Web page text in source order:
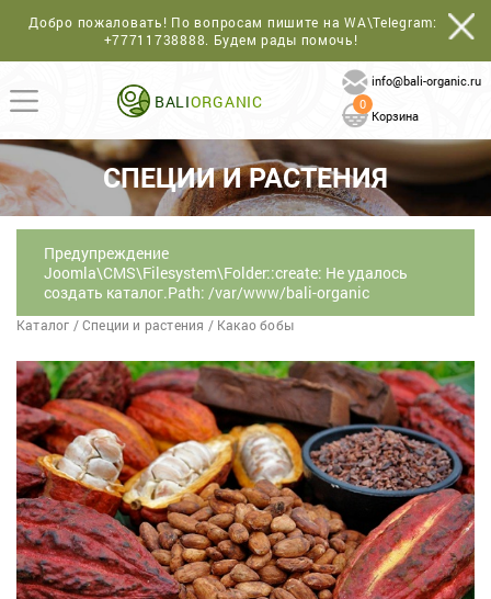
Добро пожаловать! По вопросам пишите на WA\Telegram:
+77711738888. Будем рады помочь!
BALIORGANIC
info@bali-organic.ru
0
Корзина
СПЕЦИИ И РАСТЕНИЯ
Предупреждение
Joomla\CMS\Filesystem\Folder::create: Не удалось
создать каталог.Path: /var/www/bali-organic
Каталог / Специи и растения / Какао бобы